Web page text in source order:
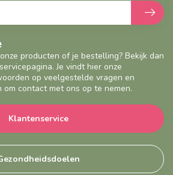
producten of je bestelling? Bekijk dan
Je vindt hier onze
op veelgestelde vragen en
contact met ons op te nemen.
Klantenservice